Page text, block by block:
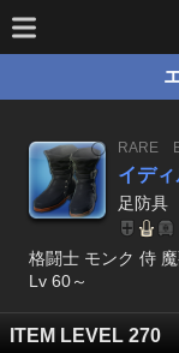
RARE
イデ
足防具
格闘士 モンク 侍
Lv 60～
ITEM LEVEL 270